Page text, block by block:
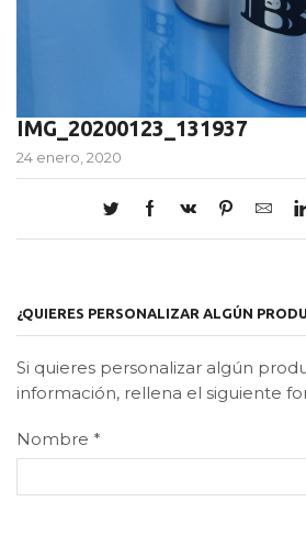
IMG_20200123_131937
24 enero, 2020
¿QUIERES PERSONALIZAR ALGÚN
Si quieres personalizar algún
información, rellena el siguiente
Nombre *